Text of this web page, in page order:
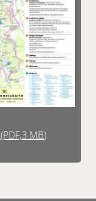
(PDF,3 MB)